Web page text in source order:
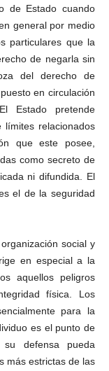
de Estado cuando
general por medio
particulares que la
de negarla sin
del derecho de
en circulación
Estado pretende
límites relacionados
que este posee,
como secreto de
ni difundida. El
el de la seguridad
social y
en especial a la
aquellos peligros
física. Los
para la
es el punto de
defensa pueda
más estrictas de las